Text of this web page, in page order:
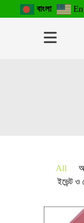
বাংলা
All
ইভেন্ট ও